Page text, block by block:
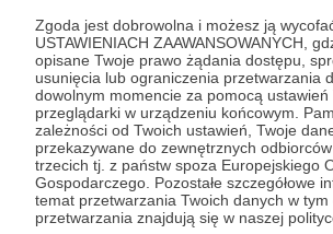
Zgoda jest dobrowolna i możesz ją
USTAWIENIACH ZAAWANSOWANYCH,
opisane Twoje prawo żądania dostępu,
usunięcia lub ograniczenia przetwarzania
dowolnym momencie za pomocą ustawień
przeglądarki w urządzeniu końcowym.
zależności od Twoich ustawień, Twoje
przekazywane do zewnętrznych
trzecich tj. z państw spoza Europejskiego
Gospodarczego. Pozostałe szczegółowe
temat przetwarzania Twoich danych w tym
przetwarzania znajdują się w naszej